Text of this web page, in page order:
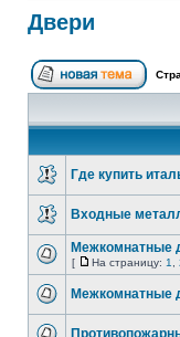
Двери
Где купить
Входные
Межкомнатные
[ На страницу: 1
Межкомнатные